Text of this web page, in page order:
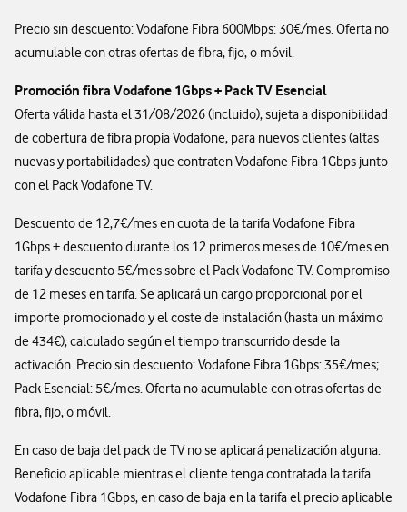
Precio sin descuento: Vodafone Fibra 600Mbps: 30€/mes. Oferta no
acumulable con otras ofertas de fibra, fijo, o móvil.
Promoción fibra Vodafone 1Gbps + Pack TV Esencial
Oferta válida hasta el 31/08/2026 (incluido), sujeta a disponibilidad
de cobertura de fibra propia Vodafone, para nuevos clientes (altas
nuevas y portabilidades) que contraten Vodafone Fibra 1Gbps junto
con el Pack Vodafone TV.
Descuento de 12,7€/mes en cuota de la tarifa Vodafone Fibra
1Gbps + descuento durante los 12 primeros meses de 10€/mes en
tarifa y descuento 5€/mes sobre el Pack Vodafone TV. Compromiso
de 12 meses en tarifa. Se aplicará un cargo proporcional por el
importe promocionado y el coste de instalación (hasta un máximo
de 434€), calculado según el tiempo transcurrido desde la
activación. Precio sin descuento: Vodafone Fibra 1Gbps: 35€/mes;
Pack Esencial: 5€/mes. Oferta no acumulable con otras ofertas de
fibra, fijo, o móvil.
En caso de baja del pack de TV no se aplicará penalización alguna.
Beneficio aplicable mientras el cliente tenga contratada la tarifa
Vodafone Fibra 1Gbps, en caso de baja en la tarifa el precio aplicable